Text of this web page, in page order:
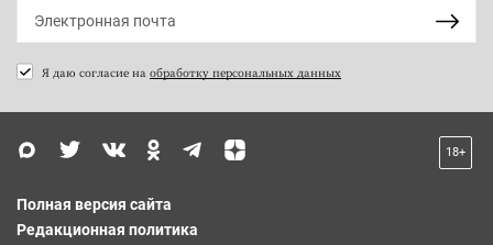
Я даю согласие на обработку персональных данных
18+
Полная версия сайта
Редакционная политика